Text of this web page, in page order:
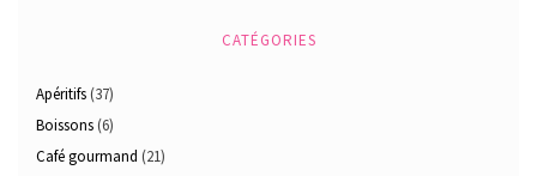
CATÉGORIES
Apéritifs (37)
Boissons (6)
Café gourmand (21)